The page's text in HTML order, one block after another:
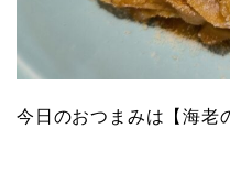
今日のおつまみは【海老